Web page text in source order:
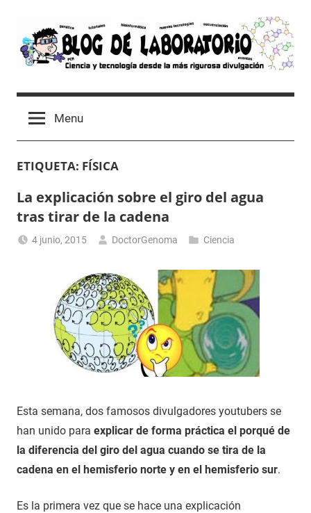
content
Blog
de
Laboratorio
Tutoriales,
Ocio
un
Laboratorio
de
Menu
ETIQUETA: FÍSICA
La explicación sobre el giro del agua
tras tirar de la cadena
4 junio, 2015 DoctorGenoma Ciencia
Esta semana, dos famosos divulgadores youtubers se
han unido para explicar de forma práctica el porqué de
la diferencia del giro del agua cuando se tira de la
cadena en el hemisferio norte y en el hemisferio sur.
Es la primera vez que se hace una explicación